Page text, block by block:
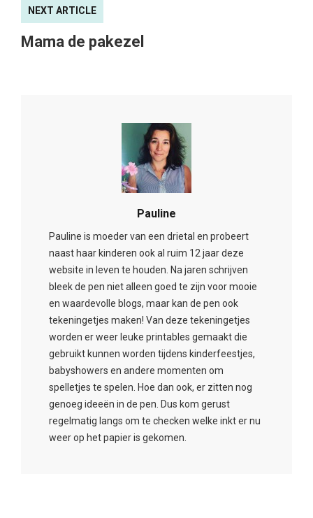
NEXT ARTICLE
Mama de pakezel
Pauline
Pauline is moeder van een drietal en probeert
naast haar kinderen ook al ruim 12 jaar deze
website in leven te houden. Na jaren schrijven
bleek de pen niet alleen goed te zijn voor mooie
en waardevolle blogs, maar kan de pen ook
tekeningetjes maken! Van deze tekeningetjes
worden er weer leuke printables gemaakt die
gebruikt kunnen worden tijdens kinderfeestjes,
babyshowers en andere momenten om
spelletjes te spelen. Hoe dan ook, er zitten nog
genoeg ideeën in de pen. Dus kom gerust
regelmatig langs om te checken welke inkt er nu
weer op het papier is gekomen.